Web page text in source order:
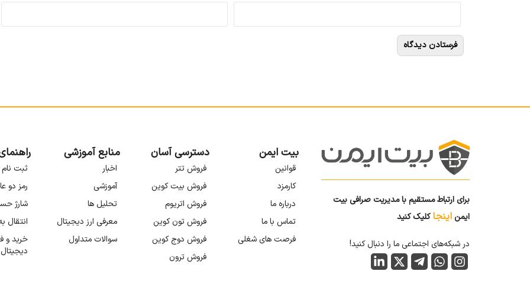
برای ارتباط مستقیم با مدیریت صرافی بیت
ایمن اینجاکلیک کنید
در شبکه‌های اجتماعی ما را دنبال کنید!
بیت ایمن
قوانین
کارمزد
درباره ما
تماس با ما
فرصت های شغلی
دسترسی آسان
فروش تتر
فروش بیت کوین
فروش اتریوم
فروش تون کوین
فروش دوج کوین
فروش ترون
منابع آموزشی
اخبار
آموزشی
تحلیل ها
معرفی ارز دیجیتال
سوالات متداول
ثبت
رمز دو
شارژ
انتقال
خرید و
دیجیتال